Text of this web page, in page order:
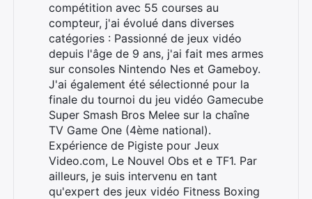
compétition avec 55 courses au
compteur, j'ai évolué dans diverses
catégories : Passionné de jeux vidéo
depuis l'âge de 9 ans, j'ai fait mes armes
sur consoles Nintendo Nes et Gameboy.
J'ai également été sélectionné pour la
finale du tournoi du jeu vidéo Gamecube
Super Smash Bros Melee sur la chaîne
TV Game One (4ème national).
Expérience de Pigiste pour Jeux
Video.com, Le Nouvel Obs et e TF1. Par
ailleurs, je suis intervenu en tant
qu'expert des jeux vidéo Fitness Boxing